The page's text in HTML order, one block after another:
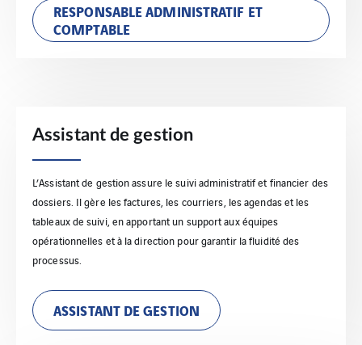
RESPONSABLE ADMINISTRATIF ET
COMPTABLE
Assistant de gestion
L’Assistant de gestion assure le suivi administratif et financier des
dossiers. Il gère les factures, les courriers, les agendas et les
tableaux de suivi, en apportant un support aux équipes
opérationnelles et à la direction pour garantir la fluidité des
processus.
ASSISTANT DE GESTION